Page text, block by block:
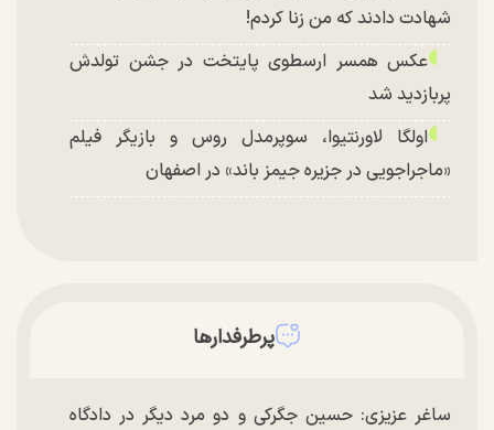
شهادت دادند که من زنا کردم!
عکس همسر ارسطوی پایتخت در جشن تولدش
پربازدید شد
اولگا لاورنتیوا، سوپرمدل روس و بازیگر فیلم
«ماجراجویی در جزیره جیمز باند» در اصفهان
پرطرفدارها
ساغر عزیزی: حسین جگرکی و دو مرد دیگر در دادگاه